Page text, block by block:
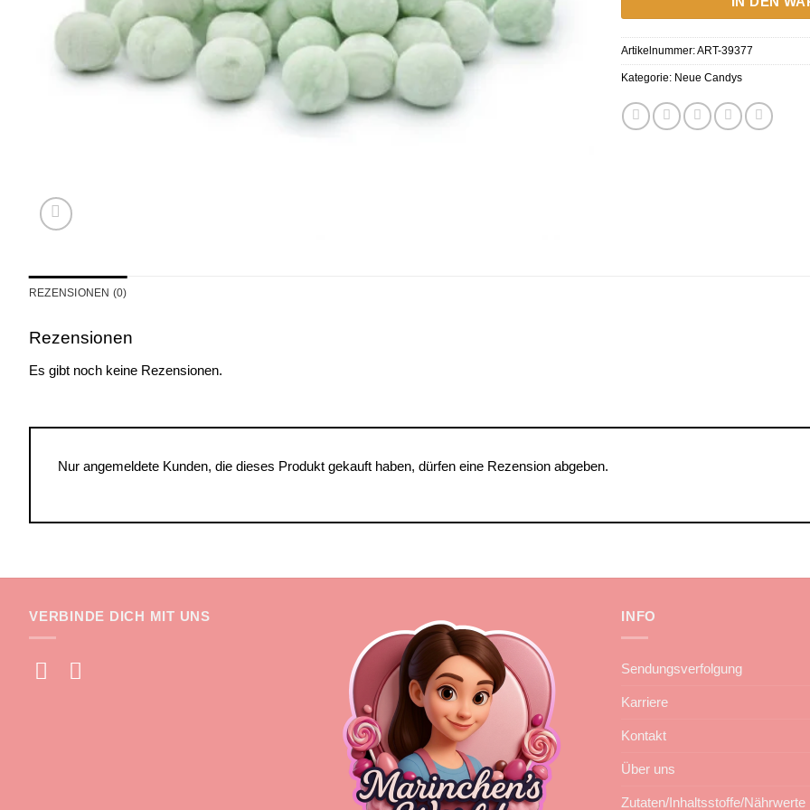
Artikelnummer:ART-39377
Kategorie: Neue Candys
REZENSIONEN (0)
Rezensionen
Es gibt noch keine Rezensionen.
Nur angemeldete Kunden, die dieses Produkt gekauft haben, dürfen eine Rezension abgeben.
VERBINDE DICH MIT UNS INFO
Sendungsverfolgung
Karriere
Kontakt
Über uns
Zutaten/Inhaltsstoffe/Nährwerte